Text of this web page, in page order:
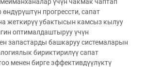
прогрессти, сапат
жеткирүү убактысын камсыз кылуу
оптималдаштыруу үчүн
запастарды башкаруу системаларын
бириктирилүү сапат
менен бирге эффективдүүлүктү